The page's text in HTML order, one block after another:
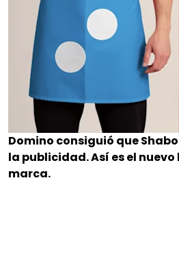
Domino consiguió que
la publicidad. Así es el
marca.